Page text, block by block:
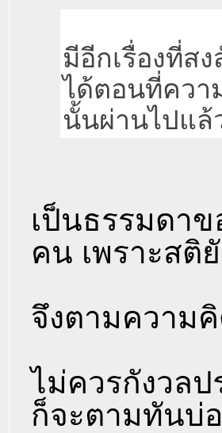
มีอีกเรื่องที่ส
ได้ตอนที่ควา
นั้นผ่านไปแล้
เป็นธรรมดา
คน เพราะสติ
จึงตามความ
ไม่ควรกังวลป
ก็จะตามทันบ่